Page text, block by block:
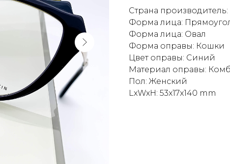
Страна производитель:
Форма лица:
Форма лица: Овал
Форма оправы: Кошки
Цвет оправы: Синий
Материал оправы:
Пол: Женский
LxWxH: 53x17x140 mm